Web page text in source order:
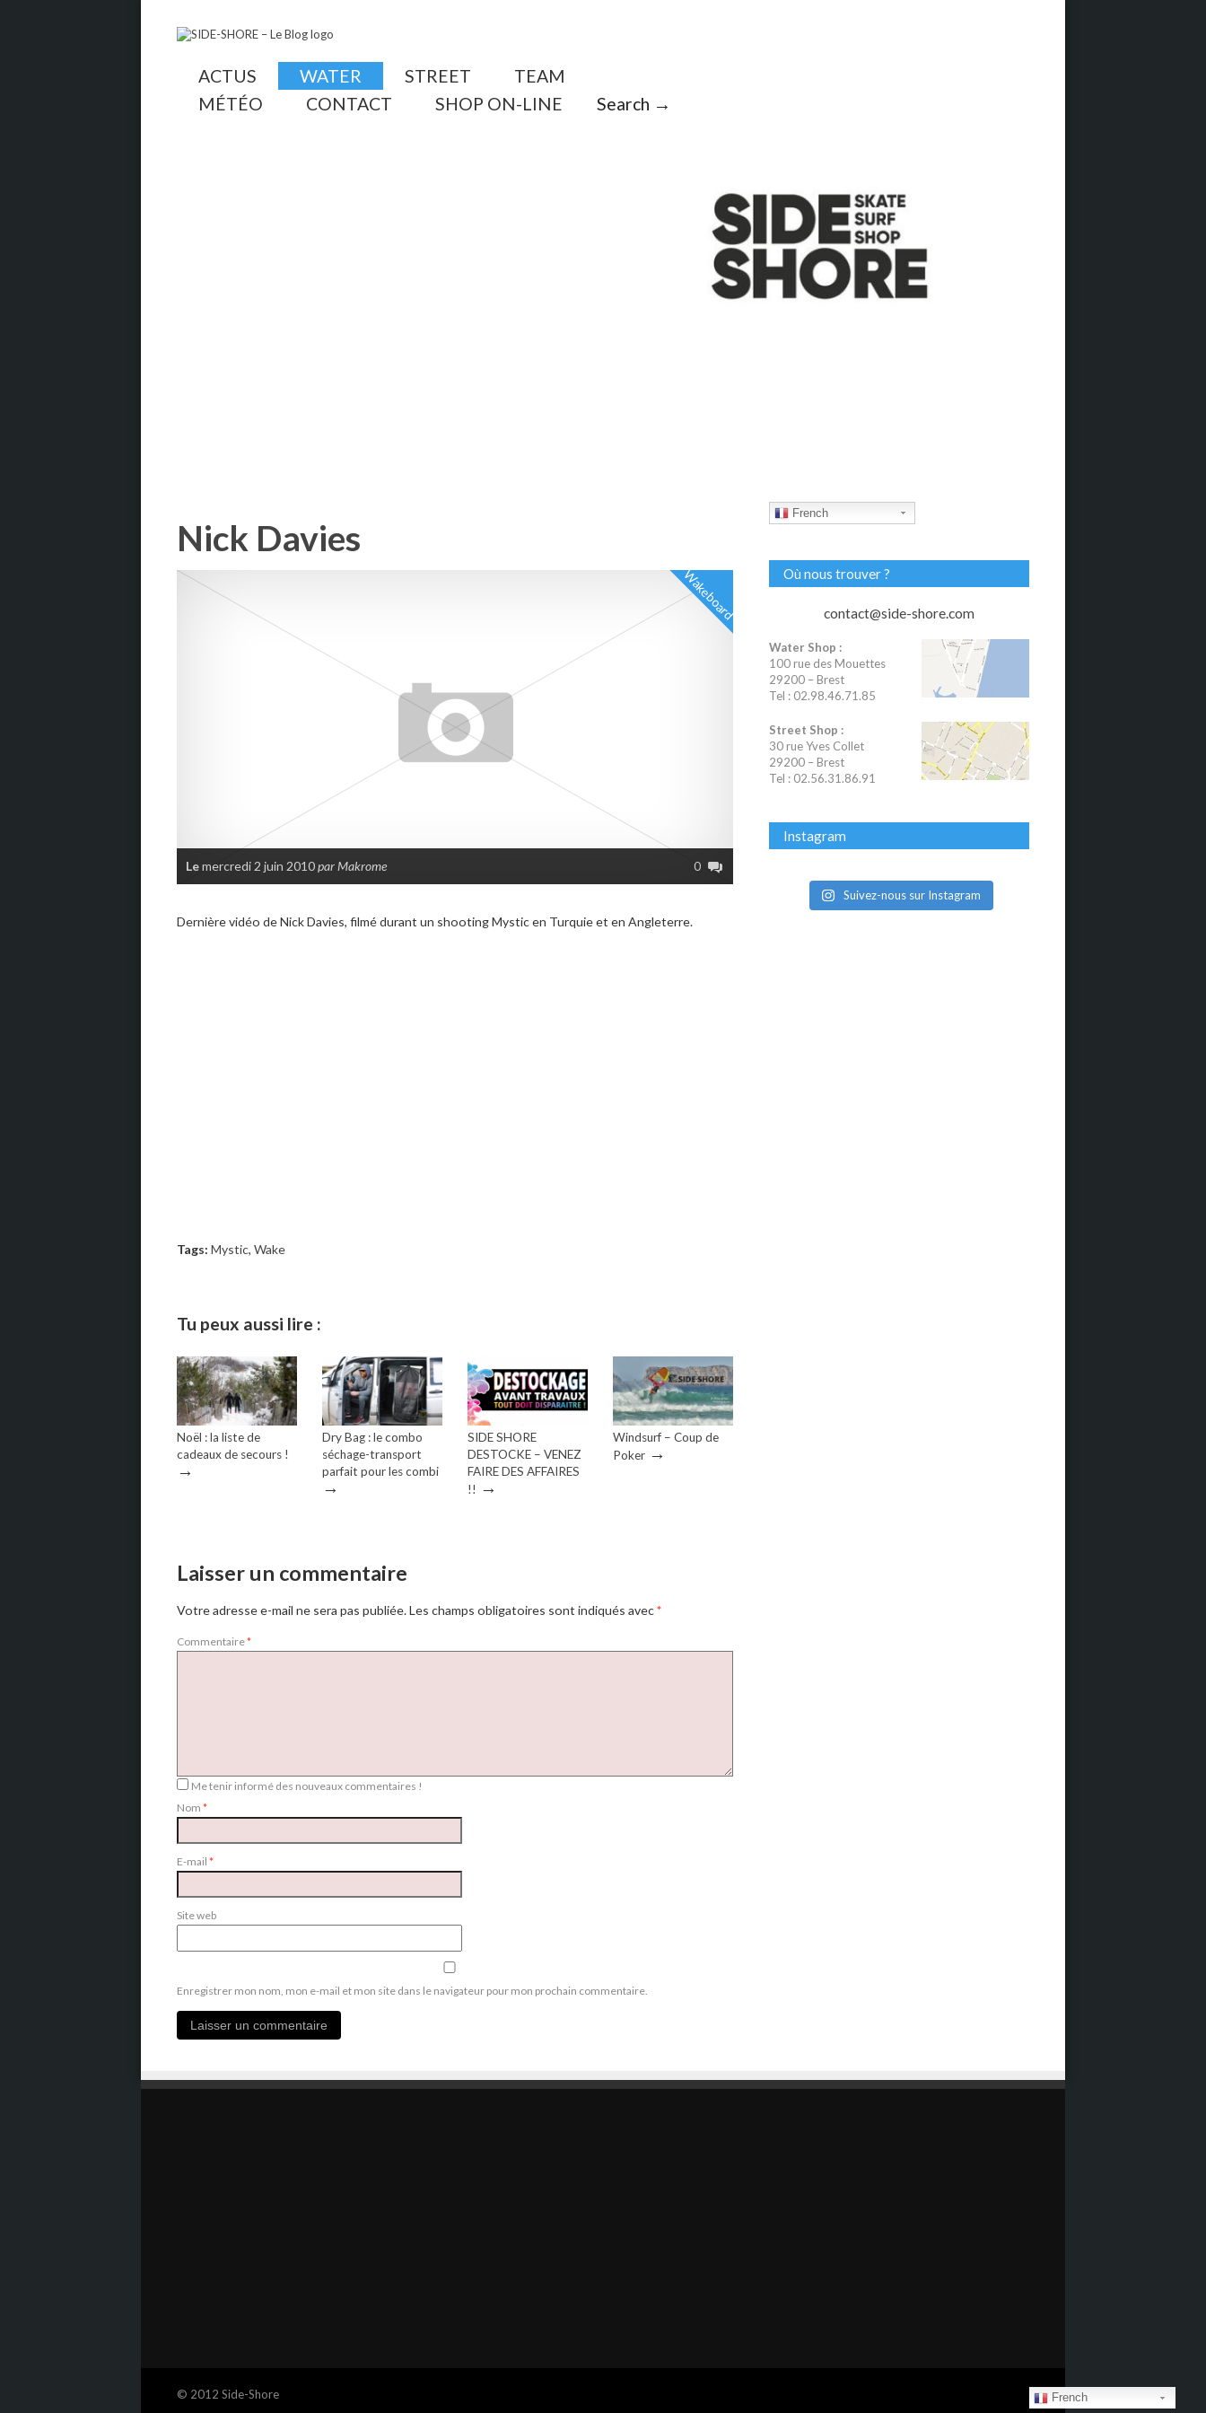
ACTUS WATER STREET
TEAM
MÉTÉO
CONTACT SHOP ON-LINE Search →
Nick Davies
Wakeboard
Lemercredi 2 juin 2010par Makrome 0
Dernière vidéo de Nick Davies, filmé durant un shooting Mystic en Turquie et en Angleterre.
Tags: Mystic, Wake
Tu peux aussi lire :
Noël : la liste de
cadeaux de secours !
→
Dry Bag : le combo
séchage-transport
parfait pour les combi
→
SIDE SHORE
DESTOCKE – VENEZ
FAIRE DES AFFAIRES
!! →
Windsurf – Coup de
Poker →
Laisser un commentaire
Votre adresse e-mail ne sera pas publiée.Les champs obligatoires sont indiqués avec*
Commentaire*
Me tenir informé des nouveaux commentaires !
Nom *
E-mail *
Site web
Enregistrer mon nom, mon e-mail et mon site dans le navigateur pour mon prochain commentaire.
French
Où nous trouver ?
contact@side-shore.com
Water Shop :
100 rue des Mouettes
29200 – Brest
Tel : 02.98.46.71.85
Street Shop :
30 rue Yves Collet
29200 – Brest
Tel : 02.56.31.86.91
Instagram
Suivez-nous sur Instagram
© 2012 Side-Shore French